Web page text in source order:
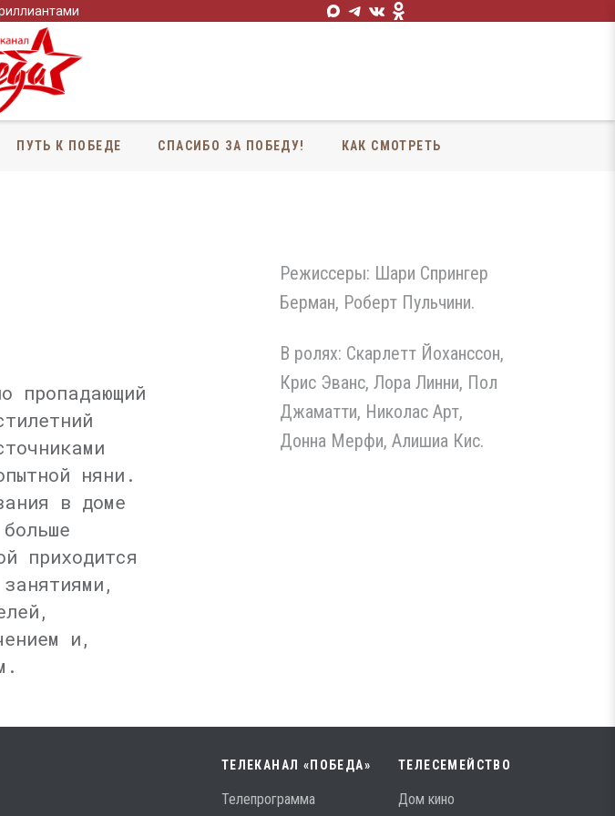
ПУТЬ К ПОБЕДЕ СПАСИБО ЗА ПОБЕДУ! КАК СМОТРЕТЬ
пропадающий
няни.
в доме
приходится
и,
Режиссеры: Шари Спрингер
Берман, Роберт Пульчини.
В ролях: Скарлетт Йоханссон,
Крис Эванс, Лора Линни, Пол
Джаматти, Николас Арт,
Донна Мерфи, Алишиа Кис.
ТЕЛЕКАНАЛ «ПОБЕДА»
Телепрограмма
ТЕЛЕСЕМЕЙСТВО
Дом кино